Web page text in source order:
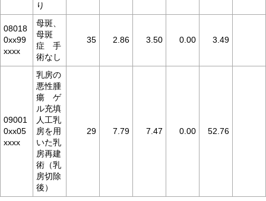
り
08018
0xx99
xxxx
母斑、
母斑
症 手
術なし
35 2.86 3.50 0.00 3.49
09001
0xx05
xxxx
乳房の
悪性腫
瘍 ゲ
ル充填
人工乳
房を用
いた乳
房再建
術（乳
房切除
後）
29 7.79 7.47 0.00 52.76